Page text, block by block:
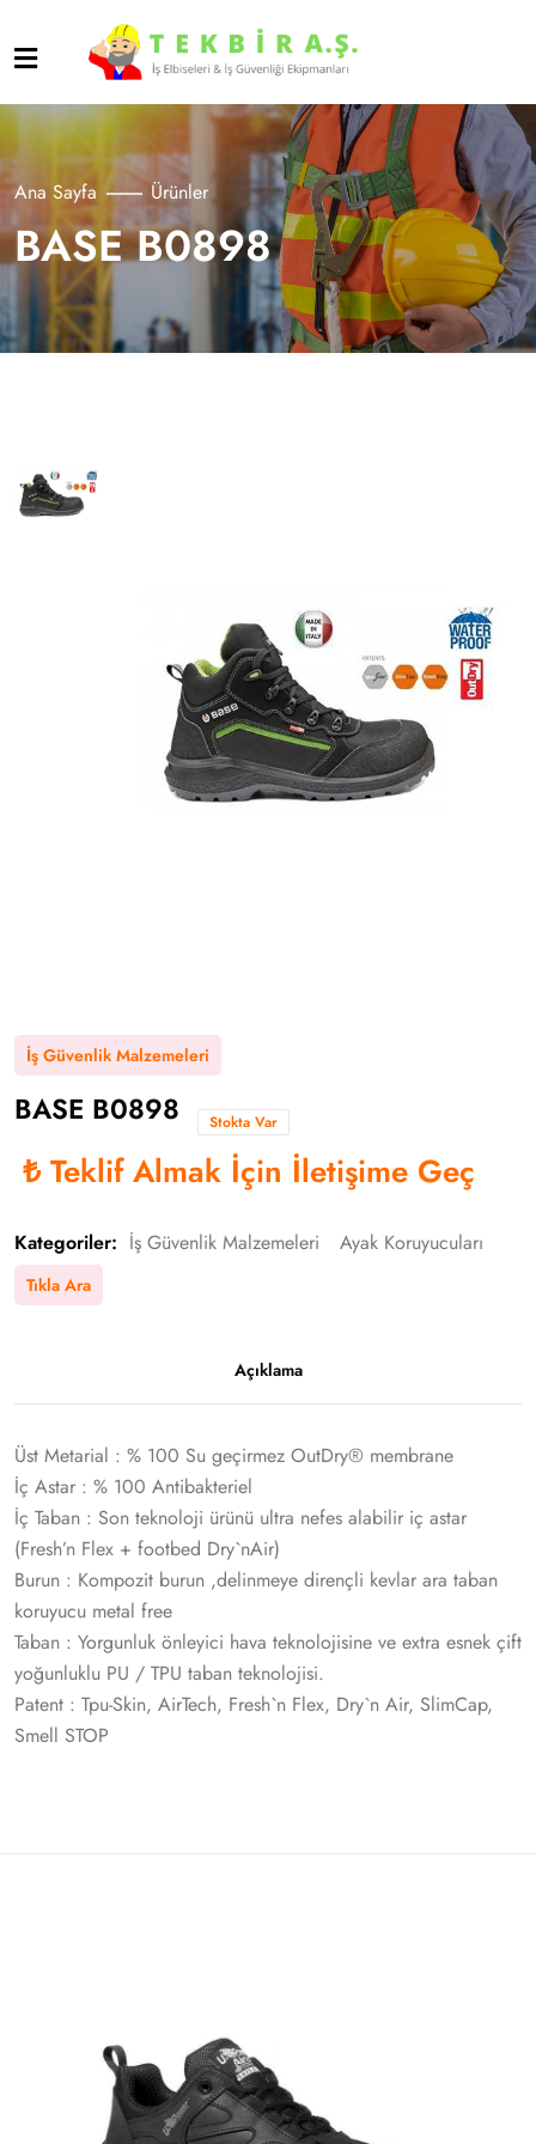
Ana Sayfa Ürünler
BASE B0898
İş Güvenlik Malzemeleri
BASE B0898 Stokta Var
₺Teklif Almak İçin İletişime Geç
Kategoriler: İş Güvenlik Malzemeleri Ayak Koruyucuları
Tıkla Ara
Açıklama
Üst Metarial : % 100 Su geçirmez OutDry® membrane
İç Astar : % 100 Antibakteriel
İç Taban : Son teknoloji ürünü ultra nefes alabilir iç astar
(Fresh’n Flex + footbed Dry`nAir)
Burun : Kompozit burun ,delinmeye dirençli kevlar ara taban
koruyucu metal free
Taban : Yorgunluk önleyici hava teknolojisine ve extra esnek çift
yoğunluklu PU / TPU taban teknolojisi.
Patent : Tpu-Skin, AirTech, Fresh`n Flex, Dry`n Air, SlimCap,
Smell STOP